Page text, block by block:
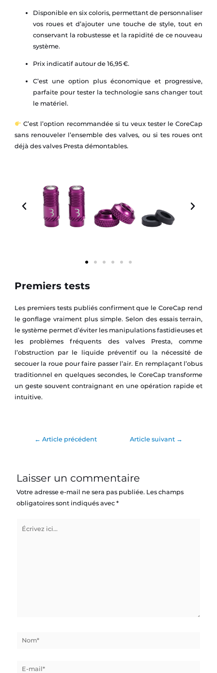
Disponible en six coloris, permettant de personnaliser
vos roues et d’ajouter une touche de style, tout en
conservant la robustesse et la rapidité de ce nouveau
système.
Prix indicatif autour de 16,95 €.
C’est une option plus économique et progressive,
parfaite pour tester la technologie sans changer tout
le matériel.
C’est l’option recommandée si tu veux tester le CoreCap
sans renouveler l’ensemble des valves, ou si tes roues ont
déjà des valves Presta démontables.
Premiers tests
Les premiers tests publiés confirment que le CoreCap rend
le gonflage vraiment plus simple. Selon des essais terrain,
le système permet d’éviter les manipulations fastidieuses et
les problèmes fréquents des valves Presta, comme
l’obstruction par le liquide préventif ou la nécessité de
secouer la roue pour faire passer l’air. En remplaçant l’obus
traditionnel en quelques secondes, le CoreCap transforme
un geste souvent contraignant en une opération rapide et
intuitive.
← Article précédent Article suivant →
Laisser un commentaire
Votre adresse e-mail ne sera pas publiée. Les champs
obligatoires sont indiqués avec*
Nom*
E-